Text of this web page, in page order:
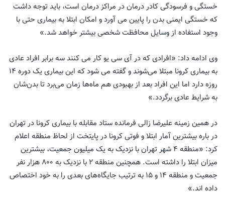
خستگی و فرسودگی کادر درمان در مراکز درمان است، باید توجه داشت
که خستگی ایمنی بدن را پایین می آورد و امکان ابتلا به بیماری حتی با
وجود استفاده از وسایل محافظت شخصی بیشتر خواهد شد.»
وی ادامه داد: «افرادی که در آی سی یو کار می کنند سه برابر افراد عادی
به بیماری کرونا مبتلا می‌شوند‌ و گفته می شود که این بیماری یک دوره ۱۴
روزه دارد اما این افراد بعد از بهبودی هم ماه‌ها زمان می‌برد تا بدن‌شان
به شرایط عادی برگردد.»
در همین زمینه علیرضا زالی فرمانده ستاد مقابله با بیماری کرونا در تهران
در باره بیشترین آمار ابتلا و فوتی کرونا در پایتخت از لحاظ منطقه اعلام
کرد: «منطقه ۴ شهر تهران با نزدیک به یک میلیون جمعیت، بیشترین
میزان ابتلا را داشته است. همچنین منطقه ۲ با نزدیک به ۸۰۰ هزار نفر
جمعیت و منطقه ۱۴ و ۱۵ به ترتیب جایگاه‌های بعدی را به خود اختصاص
داده اند.»